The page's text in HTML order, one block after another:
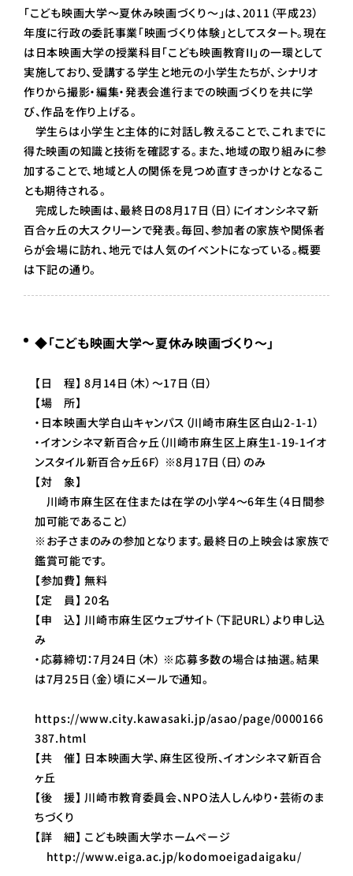
「こども映画大学～夏休み映画づくり～」は、2011（平成23）
年度に行政の委託事業「映画づくり体験」としてスタート。現在
は日本映画大学の授業科目「こども映画教育II」の一環として
実施しており、受講する学生と地元の小学生たちが、シナリオ
作りから撮影・編集・発表会進行までの映画づくりを共に学
び、作品を作り上げる。
学生らは小学生と主体的に対話し教えることで、これまでに
得た映画の知識と技術を確認する。また、地域の取り組みに参
加することで、地域と人の関係を見つめ直すきっかけとなるこ
とも期待される。
完成した映画は、最終日の8月17日（日）にイオンシネマ新
百合ヶ丘の大スクリーンで発表。毎回、参加者の家族や関係者
らが会場に訪れ、地元では人気のイベントになっている。概要
は下記の通り。
◆「こども映画大学～夏休み映画づくり～」
【日 程】 8月14日（木）～17日（日）
【場 所】
・日本映画大学白山キャンパス（川崎市麻生区白山2-1-1）
・イオンシネマ新百合ヶ丘（川崎市麻生区上麻生1-19-1イオ
ンスタイル新百合ヶ丘6F） ※8月17日（日）のみ
【対 象】
川崎市麻生区在住または在学の小学4～6年生（4日間参
加可能であること）
※お子さまのみの参加となります。最終日の上映会は家族で
鑑賞可能です。
【参加費】 無料
【定 員】 20名
【申 込】 川崎市麻生区ウェブサイト（下記URL）より申し込
み
・応募締切：7月24日（木） ※応募多数の場合は抽選。結果
は7月25日（金）頃にメールで通知。
https://www.city.kawasaki.jp/asao/page/0000166
387.html
【共 催】 日本映画大学、麻生区役所、イオンシネマ新百合
ヶ丘
【後 援】 川崎市教育委員会、NPO法人しんゆり・芸術のま
ちづくり
【詳 細】 こども映画大学ホームページ
http://www.eiga.ac.jp/kodomoeigadaigaku/